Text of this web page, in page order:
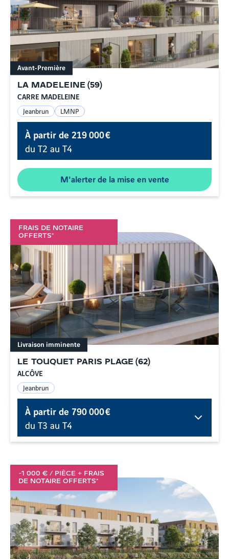
LA MADELEINE (59)
CARRE MADELEINE
Avant-Première
Jeanbrun LMNP
À partir de219 000 €
du T2 au T4
M'alerter de la mise en vente
FRAIS DE NOTAIRE
OFFERTS*
LE TOUQUET PARIS PLAGE (62)
ALCÔVE
Livraison imminente
Jeanbrun
À partir de 790 000 €
du T3 au T4
-1 000 € / PIÈCE + FRAIS
DE NOTAIRE OFFERTS*